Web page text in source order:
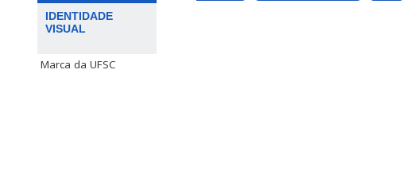
IDENTIDADE
VISUAL
Marca da UFSC